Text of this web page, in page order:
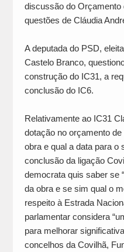
discussão do Orçamento
questões de Cláudia
A deputada do PSD,
Castelo Branco,
construção do IC31, a
conclusão do IC6.
Relativamente ao IC31
dotação no orçamento
obra e qual a data para o
conclusão da ligação
democrata quis saber se
da obra e se sim qual o
respeito à Estrada
parlamentar considera
para melhorar
concelhos da Covilhã,